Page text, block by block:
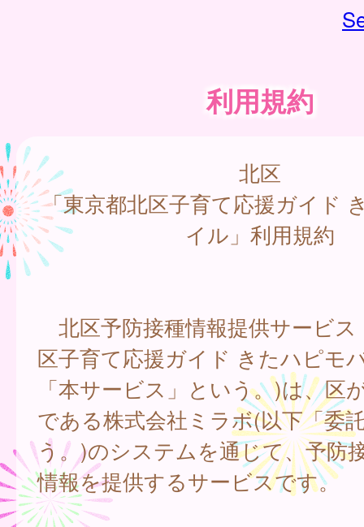
利用規約
北区
「東京都北区子育て応援ガイド
イル」利用規約
北区予防接種情報提供サービス
区子育て応援ガイド きたハピモ
「本サービス」という。)は、区
である株式会社ミラボ(以下「委
う。)のシステムを通じて、予防
情報を提供するサービスです。